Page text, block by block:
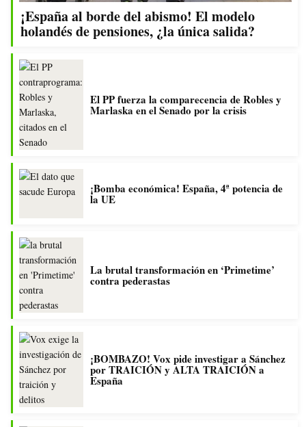
¡España al borde del abismo! El modelo
holandés de pensiones, ¿la única salida?
El PP fuerza la comparecencia de Robles y
Marlaska en el Senado por la crisis
¡Bomba económica! España, 4ª potencia de
la UE
La brutal transformación en ‘Primetime’
contra pederastas
¡BOMBAZO! Vox pide investigar a Sánchez
por TRAICIÓN y ALTA TRAICIÓN a
España